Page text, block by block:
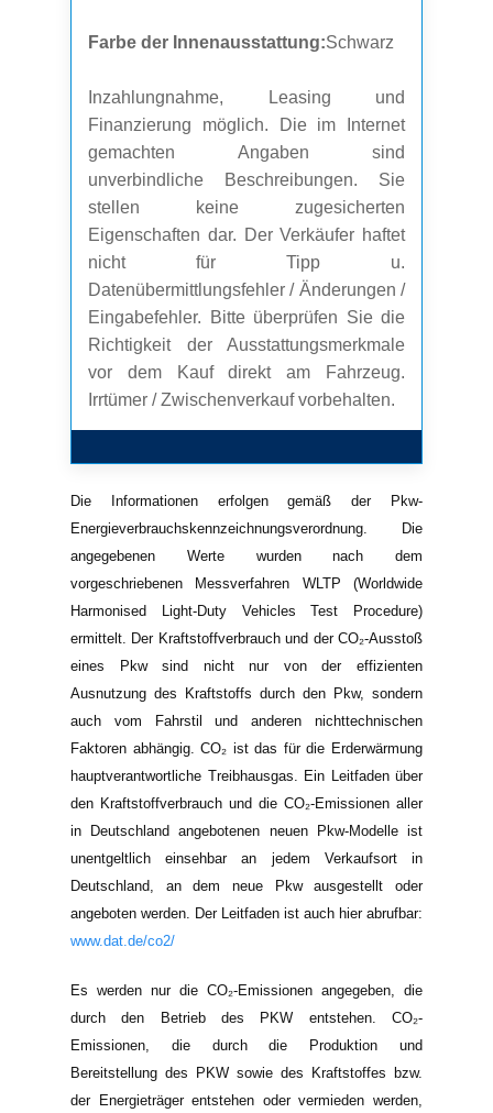
Farbe der Innenausstattung:Schwarz
Inzahlungnahme, Leasing und
Finanzierung möglich. Die im Internet
gemachten Angaben sind
unverbindliche Beschreibungen. Sie
stellen keine zugesicherten
Eigenschaften dar. Der Verkäufer haftet
nicht für Tipp u.
Datenübermittlungsfehler / Änderungen /
Eingabefehler. Bitte überprüfen Sie die
Richtigkeit der Ausstattungsmerkmale
vor dem Kauf direkt am Fahrzeug.
Irrtümer / Zwischenverkauf vorbehalten.
Die Informationen erfolgen gemäß der Pkw-
Energieverbrauchskennzeichnungsverordnung. Die
angegebenen Werte wurden nach dem
vorgeschriebenen Messverfahren WLTP (Worldwide
Harmonised Light-Duty Vehicles Test Procedure)
ermittelt. Der Kraftstoffverbrauch und der CO₂-Ausstoß
eines Pkw sind nicht nur von der effizienten
Ausnutzung des Kraftstoffs durch den Pkw, sondern
auch vom Fahrstil und anderen nichttechnischen
Faktoren abhängig. CO₂ ist das für die Erderwärmung
hauptverantwortliche Treibhausgas. Ein Leitfaden über
den Kraftstoffverbrauch und die CO₂-Emissionen aller
in Deutschland angebotenen neuen Pkw-Modelle ist
unentgeltlich einsehbar an jedem Verkaufsort in
Deutschland, an dem neue Pkw ausgestellt oder
angeboten werden. Der Leitfaden ist auch hier abrufbar:
www.dat.de/co2/
Es werden nur die CO₂-Emissionen angegeben, die
durch den Betrieb des PKW entstehen. CO₂-
Emissionen, die durch die Produktion und
Bereitstellung des PKW sowie des Kraftstoffes bzw.
der Energieträger entstehen oder vermieden werden,